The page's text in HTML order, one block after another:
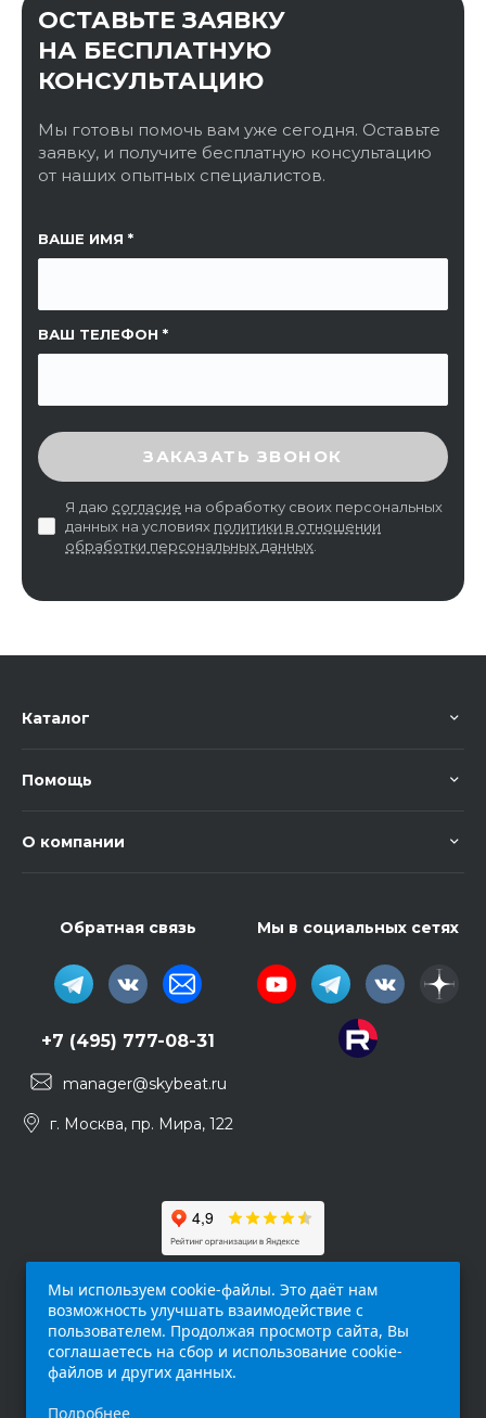
ОСТАВЬТЕ ЗАЯВКУ
НА БЕСПЛАТНУЮ
КОНСУЛЬТАЦИЮ
Мы готовы помочь вам уже сегодня. Оставьте
заявку, и получите бесплатную консультацию
от наших опытных специалистов.
ВАШЕ ИМЯ
ВАШ ТЕЛЕФОН
ССЫЛКА НА СТРАНИЦУ
ВВЕДИТЕ ПРОВЕРОЧНЫЙ КОД
ЗАКАЗАТЬ ЗВОНОК
Я даю согласие на обработку своих персональных
данных на условиях политики в отношении
обработки персональных данных
Каталог
Помощь
О компании
Обратная связь
+7 (495) 777-08-31
manager@skybeat.ru
г. Москва, пр. Мира, 122
Мы в социальных сетях
Мы используем cookie-файлы. Это даёт нам
возможность улучшать взаимодействие с
пользователем. Продолжая просмотр сайта, Вы
соглашаетесь на сбор и использование cookie-
файлов и других данных.
Подробнее